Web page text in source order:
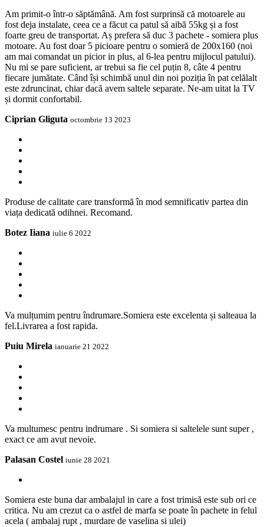
Am primit-o într-o săptămână. Am fost surprinsă că motoarele au
fost deja instalate, ceea ce a făcut ca patul să aibă 55kg și a fost
foarte greu de transportat. Aș prefera să duc 3 pachete - somiera plus
motoare. Au fost doar 5 picioare pentru o somieră de 200x160 (noi
am mai comandat un picior in plus, al 6-lea pentru mijlocul patului).
Nu mi se pare suficient, ar trebui sa fie cel puțin 8, câte 4 pentru
fiecare jumătate. Când își schimbă unul din noi poziția în pat celălalt
este zdruncinat, chiar dacă avem saltele separate. Ne-am uitat la TV
și dormit confortabil.
Ciprian Gliguta octombrie 13 2023
Produse de calitate care transformă în mod semnificativ partea din
viața dedicată odihnei. Recomand.
Botez Iiana iulie 6 2022
Va mulțumim pentru îndrumare.Somiera este excelenta și salteaua la
fel.Livrarea a fost rapida.
Puiu Mirela ianuarie 21 2022
Va multumesc pentru indrumare . Si somiera si saltelele sunt super ,
exact ce am avut nevoie.
Palasan Costel iunie 28 2021
Somiera este buna dar ambalajul in care a fost trimisă este sub ori ce
critica. Nu am crezut ca o astfel de marfa se poate în pachete in felul
acela ( ambalaj rupt , murdare de vaselina si ulei)